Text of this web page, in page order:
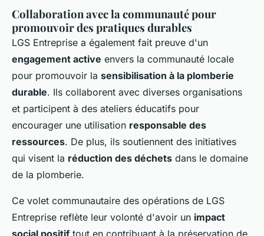
Collaboration avec la communauté pour
promouvoir des pratiques durables
LGS Entreprise a également fait preuve d'un
engagement active envers la communauté locale
pour promouvoir la sensibilisation à la plomberie
durable. Ils collaborent avec diverses organisations
et participent à des ateliers éducatifs pour
encourager une utilisation responsable des
ressources. De plus, ils soutiennent des initiatives
qui visent la réduction des déchets dans le domaine
de la plomberie.
Ce volet communautaire des opérations de LGS
Entreprise reflète leur volonté d'avoir un impact